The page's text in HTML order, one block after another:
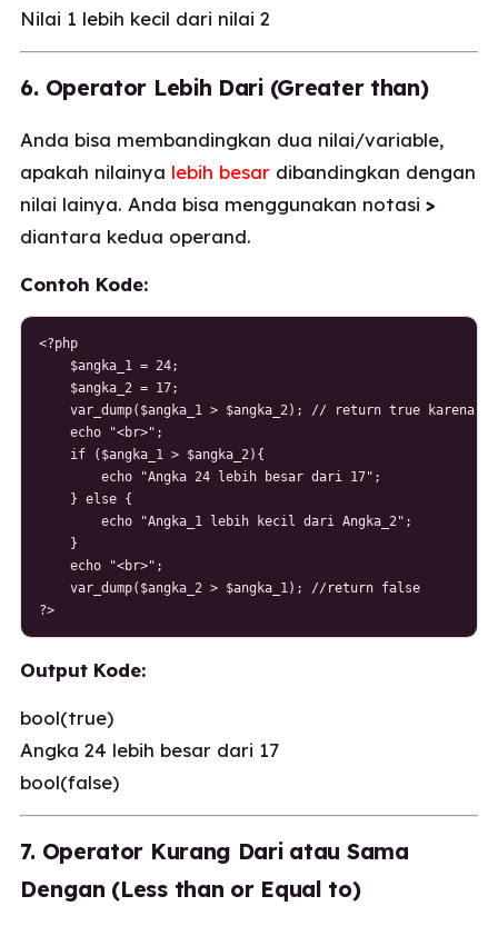
Nilai 1 lebih kecil dari nilai 2
6. Operator Lebih Dari (Greater than)
Anda bisa membandingkan dua nilai/variable,
apakah nilainya lebih besar dibandingkan dengan
nilai lainya. Anda bisa menggunakan notasi>
diantara kedua operand.
Contoh Kode:
<?php
    $angka_1 = 24;
    $angka_2 = 17;
var_dump($angka_1 > $angka_2); // return true karena
    echo "<br>";
    if ($angka_1 > $angka_2){
        echo "Angka 24 lebih besar dari 17";
    } else {
        echo "Angka_1 lebih kecil dari Angka_2";
    }
    echo "<br>";
    var_dump($angka_2 > $angka_1); //return false
?>
Output Kode:
bool(true)
Angka 24 lebih besar dari 17
bool(false)
7. Operator Kurang Dari atau Sama
Dengan (Less than or Equal to)